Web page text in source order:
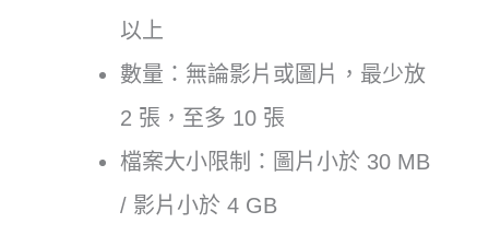
以上
數量：無論影片或圖片，最少放
2 張，至多 10 張
檔案大小限制：圖片小於 30 MB
/ 影片小於 4 GB